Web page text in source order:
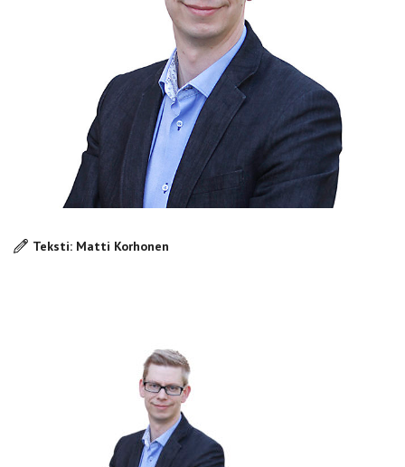
Teksti: Matti Korhonen